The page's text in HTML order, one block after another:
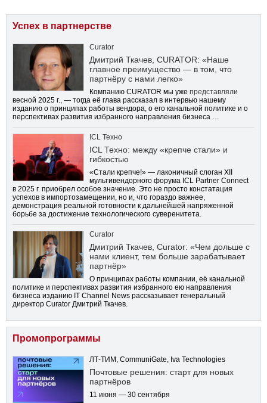
Успех в партнерстве
Curator
Дмитрий Ткачев, CURATOR: «Наше
главное преимущество — в том, что
партнёру с нами легко»
Компанию CURATOR мы уже представляли
весной 2025 г., — тогда её глава рассказал в интервью нашему
изданию о принципах работы вендора, о его канальной политике и о
перспективах развития избранного направления бизнеса …
ICL Техно
ICL Техно: между «крепче стали» и
гибкостью
«Стали крепче!» — лаконичный слоган XII
мультивендорного форума ICL Partner Connect
в 2025 г. приобрел особое значение. Это не просто констатация
успехов в импортозамещении, но и, что гораздо важнее,
демонстрация реальной готовности к дальнейшей напряженной
борьбе за достижение технологического суверенитета.
Curator
Дмитрий Ткачев, Curator: «Чем дольше с
нами клиент, тем больше зарабатывает
партнёр»
О принципах работы компании, её канальной
политике и перспективах развития избранного ею направления
бизнеса изданию IT Channel News рассказывает генеральный
директор Curator Дмитрий Ткачев.
Промопрограммы
ЛТ-ТИМ, CommuniGate, Iva Technologies
Почтовые решения: старт для новых
партнёров
11 июня — 30 сентября